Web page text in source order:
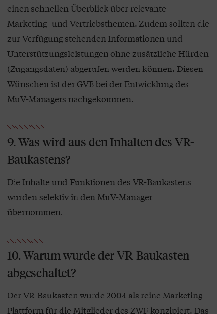
einen schnellen Überblick über relevante
Marketing- und Vertriebsthemen. Zudem sollten die
zur Verfügung stehenden Informationen und
Unterstützungsleistungen ohne zusätzliche Hürden
(Zugangsdaten) abgerufen werden können. Diesen
Wünschen ist der GVB bei der Entwicklung des
MuV-Managers nachgekommen.
9. Was wird aus den Inhalten des VR-
Baukastens?
Die Inhalte und Funktionen des VR-Baukastens
wurden selektiv in den MuV-Manager
übernommen.
10. Warum wurde der VR-Baukasten
abgeschaltet?
Der VR-Baukasten wurde 2004 als reine Marketing-
Plattform für die Mitglieder des ZWF konzipiert. Das